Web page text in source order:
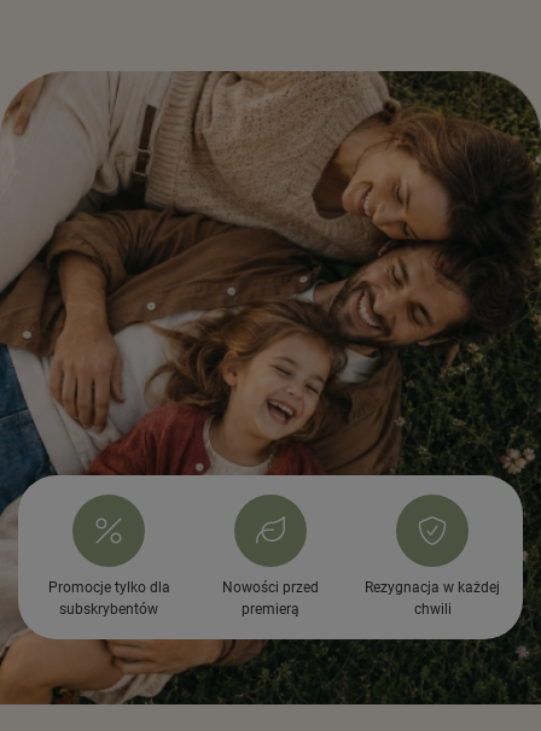
Promocje tylko dla
subskrybentów
Nowości przed
premierą
Rezygnacja w każdej
chwili